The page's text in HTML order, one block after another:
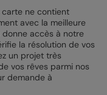
carte ne contient
avec la meilleure
accès à notre
la résolution de vos
un projet très
vos rêves parmi nos
demande à